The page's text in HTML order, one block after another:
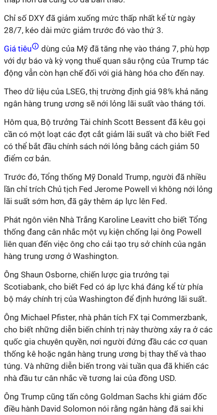
Chỉ số DXY đã giảm xuống mức thấp nhất kể từ ngày
28/7, kéo dài mức giảm trước đó vào thứ 3.
Giá tiêu
dùng của Mỹ đã tăng nhẹ vào tháng 7, phù hợp
với dự báo và kỳ vọng thuế quan sâu rộng của Trump tác
động vẫn còn hạn chế đối với giá hàng hóa cho đến nay.
Theo dữ liệu của LSEG, thị trường định giá 98% khả năng
ngân hàng trung ương sẽ nới lỏng lãi suất vào tháng tới.
Hôm qua, Bộ trưởng Tài chính Scott Bessent đã kêu gọi
cần có một loạt các đợt cắt giảm lãi suất và cho biết Fed
có thể bắt đầu chính sách nới lỏng bằng cách giảm 50
điểm cơ bản.
Trước đó, Tổng thống Mỹ Donald Trump, người đã nhiều
lần chỉ trích Chủ tịch Fed Jerome Powell vì không nới lỏng
lãi suất sớm hơn, đã gây thêm áp lực lên Fed.
Phát ngôn viên Nhà Trắng Karoline Leavitt cho biết Tổng
thống đang cân nhắc một vụ kiện chống lại ông Powell
liên quan đến việc ông cho cải tạo trụ sở chính của ngân
hàng trung ương ở Washington.
Ông Shaun Osborne, chiến lược gia trưởng tại
Scotiabank, cho biết Fed có áp lực khá đáng kể từ phía
bộ máy chính trị của Washington để định hướng lãi suất.
Ông Michael Pfister, nhà phân tích FX tại Commerzbank,
cho biết những diễn biến chính trị này thường xảy ra ở các
quốc gia chuyên quyền, nơi người đứng đầu các cơ quan
thống kê hoặc ngân hàng trung ương bị thay thế và thao
túng. Và những diễn biến trong vài tuần qua đã khiến các
nhà đầu tư cân nhắc về tương lai của đồng USD.
Ông Trump cũng tấn công Goldman Sachs khi giám đốc
điều hành David Solomon nói rằng ngân hàng đã sai khi